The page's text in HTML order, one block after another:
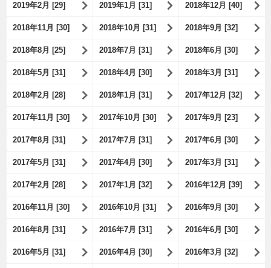
2019年2月 [29] 2019年1月 [31] 2018年12月 [40]
2018年11月 [30] 2018年10月 [31] 2018年9月 [32]
2018年8月 [25] 2018年7月 [31] 2018年6月 [30]
2018年5月 [31] 2018年4月 [30] 2018年3月 [31]
2018年2月 [28] 2018年1月 [31] 2017年12月 [32]
2017年11月 [30] 2017年10月 [30] 2017年9月 [23]
2017年8月 [31] 2017年7月 [31] 2017年6月 [30]
2017年5月 [31] 2017年4月 [30] 2017年3月 [31]
2017年2月 [28] 2017年1月 [32] 2016年12月 [39]
2016年11月 [30] 2016年10月 [31] 2016年9月 [30]
2016年8月 [31] 2016年7月 [31] 2016年6月 [30]
2016年5月 [31] 2016年4月 [30] 2016年3月 [32]